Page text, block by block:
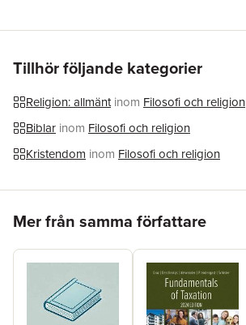
Tillhör följande kategorier
Religion: allmänt inom Filosofi och religion
Biblar inom Filosofi och religion
Kristendom inom Filosofi och religion
Mer från samma författare